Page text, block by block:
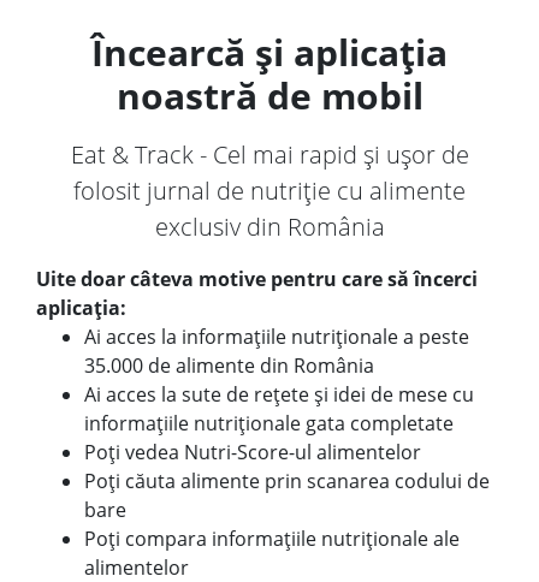
Încearcă și aplicația
noastră de mobil
Eat & Track - Cel mai rapid și ușor de
folosit jurnal de nutriție cu alimente
exclusiv din România
Uite doar câteva motive pentru care să încerci
aplicația:
Ai acces la informațiile nutriționale a peste
35.000 de alimente din România
Ai acces la sute de rețete și idei de mese cu
informațiile nutriționale gata completate
Poți vedea Nutri-Score-ul alimentelor
Poți căuta alimente prin scanarea codului de
bare
Poți compara informațiile nutriționale ale
alimentelor